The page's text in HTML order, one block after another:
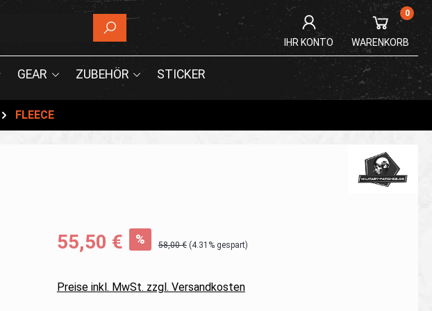
IHR KONTO
0
WARENKORB
GEAR ZUBEHÖR STICKER
FLEECE
55,50 € % 58,00 € (4.31% gespart)
Preise inkl. MwSt. zzgl. Versandkosten